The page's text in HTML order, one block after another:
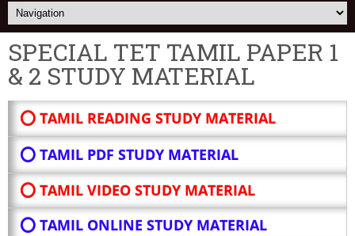
SPECIAL TET TAMIL PAPER 1
& 2 STUDY MATERIAL
⭕ TAMIL READING STUDY MATERIAL
⭕ TAMIL PDF STUDY MATERIAL
⭕ TAMIL VIDEO STUDY MATERIAL
⭕ TAMIL ONLINE STUDY MATERIAL